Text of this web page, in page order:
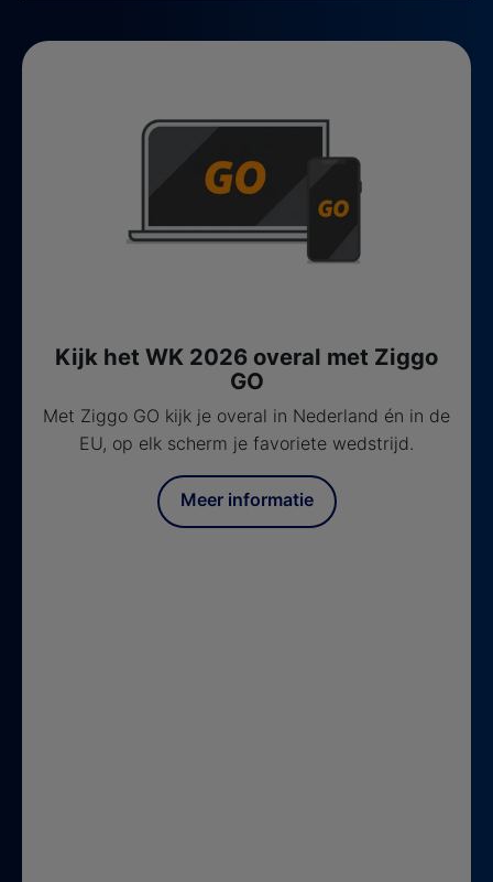
Kijk het WK 2026 overal met Ziggo
GO
Met Ziggo GO kijk je overal in Nederland én in de
EU, op elk scherm je favoriete wedstrijd.
Meer informatie